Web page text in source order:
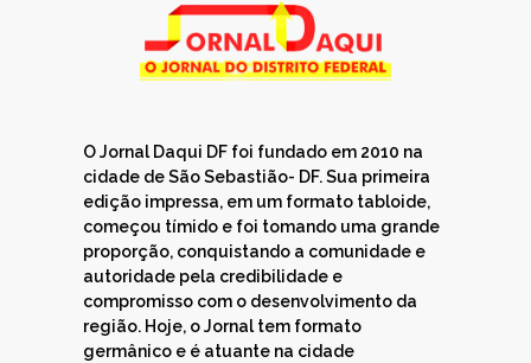
O Jornal Daqui DF foi fundado em 2010 na
cidade de São Sebastião- DF. Sua primeira
edição impressa, em um formato tabloide,
começou tímido e foi tomando uma grande
proporção, conquistando a comunidade e
autoridade pela credibilidade e
compromisso com o desenvolvimento da
região. Hoje, o Jornal tem formato
germânico e é atuante na cidade